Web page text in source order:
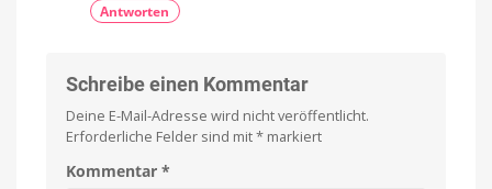
Antworten
Schreibe einen Kommentar
Deine E-Mail-Adresse wird nicht veröffentlicht.
Erforderliche Felder sind mit* markiert
Kommentar *